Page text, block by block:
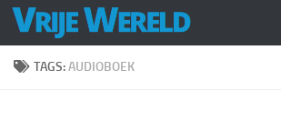
Doorgaan naar inhoud
TAGS:AUDIOBOEK